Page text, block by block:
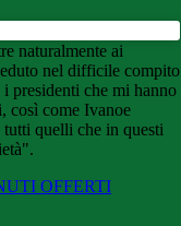
naturalmente ai
nel difficile compito
presidenti che mi hanno
così come Ivanoe
quelli che in questi
OFFERTI